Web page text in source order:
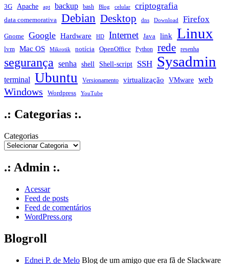
3G Apache apt backup bash Blog celular criptografia
data comemorativa Debian Desktop dns Download Firefox
Gnome Google Hardware HD Internet Java link Linux
lvm Mac OS Mikrotik notícia OpenOffice Python rede resenha
segurança senha shell Shell-script SSH Sysadmin
terminal Ubuntu Versionamento virtualização VMware web
Windows Wordpress YouTube
.: Categorias :.
Categorias
.: Admin :.
Acessar
Feed de posts
Feed de comentários
WordPress.org
Blogroll
Ednei P. de Melo Blog de um amigo que era fã de Slackware